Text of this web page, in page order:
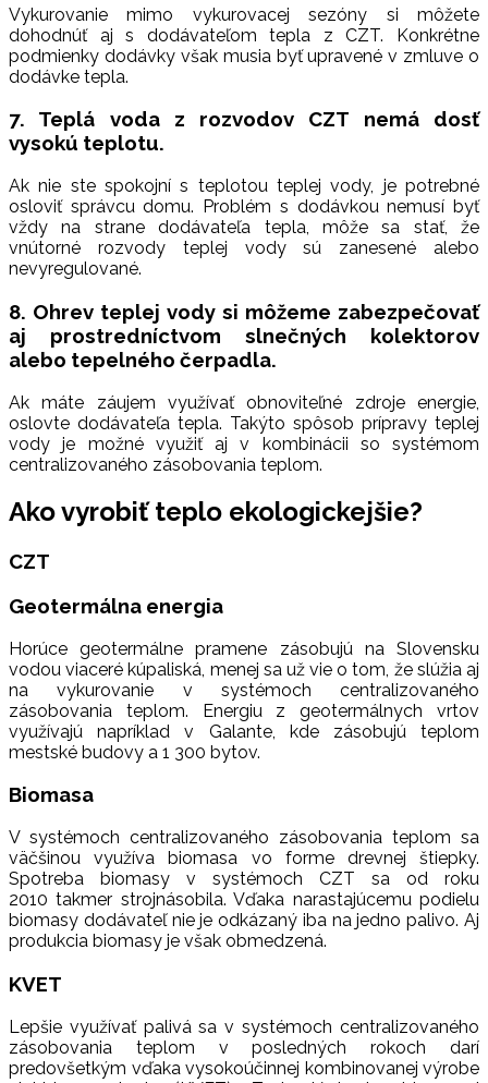
Vykurovanie mimo vykurovacej sezóny si môžete
dohodnúť aj s dodávateľom tepla z CZT. Konkrétne
podmienky dodávky však musia byť upravené v zmluve o
dodávke tepla.
7. Teplá voda z rozvodov CZT nemá dosť
vysokú teplotu.
Ak nie ste spokojní s teplotou teplej vody, je potrebné
osloviť správcu domu. Problém s dodávkou nemusí byť
vždy na strane dodávateľa tepla, môže sa stať, že
vnútorné rozvody teplej vody sú zanesené alebo
nevyregulované.
8. Ohrev teplej vody si môžeme zabezpečovať
aj prostredníctvom slnečných kolektorov
alebo tepelného čerpadla.
Ak máte záujem využívať obnoviteľné zdroje energie,
oslovte dodávateľa tepla. Takýto spôsob prípravy teplej
vody je možné využiť aj v kombinácii so systémom
centralizovaného zásobovania teplom.
Ako vyrobiť teplo ekologickejšie?
CZT
Geotermálna energia
Horúce geotermálne pramene zásobujú na Slovensku
vodou viaceré kúpaliská, menej sa už vie o tom, že slúžia aj
na vykurovanie v systémoch centralizovaného
zásobovania teplom. Energiu z geotermálnych vrtov
využívajú napríklad v Galante, kde zásobujú teplom
mestské budovy a 1 300 bytov.
Biomasa
V systémoch centralizovaného zásobovania teplom sa
väčšinou využíva biomasa vo forme drevnej štiepky.
Spotreba biomasy v systémoch CZT sa od roku
2010 takmer strojnásobila. Vďaka narastajúcemu podielu
biomasy dodávateľ nie je odkázaný iba na jedno palivo. Aj
produkcia biomasy je však obmedzená.
KVET
Lepšie využívať palivá sa v systémoch centralizovaného
zásobovania teplom v posledných rokoch darí
predovšetkým vďaka vysokoúčinnej kombinovanej výrobe